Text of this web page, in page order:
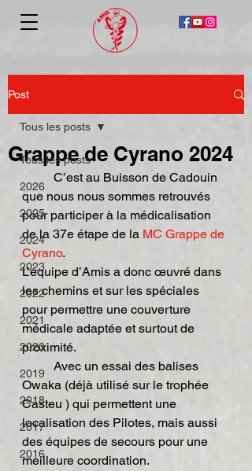
Post
Tous les posts
2026
2025
2024
2023
2022
2021
2020
2019
2018
2017
2016
Tous les posts
Grappe de Cyrano 2024
que nous nous sommes retrouvés
pour participer à la médicalisation
de la 37e étape de la MC Grappe de
Cyrano.
L’équipe d’Amis a donc œuvré dans
les chemins et sur les spéciales
pour permettre une couverture
médicale adaptée et surtout de
proximité.
	Avec un essai des balises
Owaka (déjà utilisé sur le trophée
Casteu ) qui permettent une
localisation des Pilotes, mais aussi
des équipes de secours pour une
meilleure coordination.